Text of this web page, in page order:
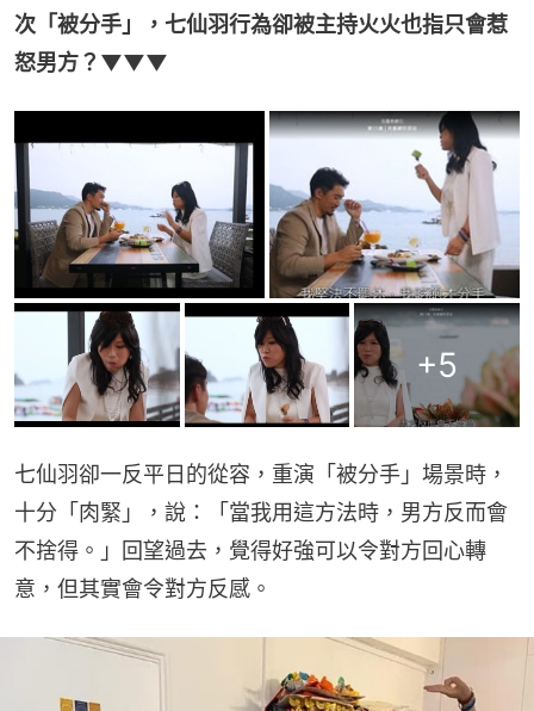
次「被分手」，七仙羽行為卻被主持火火也指只會惹
怒男方？▼▼▼
+5
七仙羽卻一反平日的從容，重演「被分手」場景時，
十分「肉緊」，說：「當我用這方法時，男方反而會
不捨得。」回望過去，覺得好強可以令對方回心轉
意，但其實會令對方反感。